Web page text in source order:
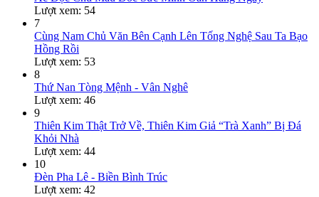
Lượt xem: 54
7
Cùng Nam Chủ Văn Bên Cạnh Lên Tống Nghệ Sau Ta Bạo
Hồng Rồi
Lượt xem: 53
8
Thứ Nan Tòng Mệnh - Vân Nghê
Lượt xem: 46
9
Thiên Kim Thật Trở Về, Thiên Kim Giả “Trà Xanh” Bị Đá
Khỏi Nhà
Lượt xem: 44
10
Đèn Pha Lê - Biền Bình Trúc
Lượt xem: 42